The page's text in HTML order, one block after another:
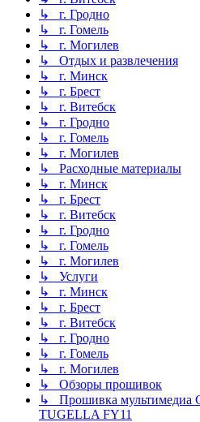
↳ г. Гродно
↳ г. Гомель
↳ г. Могилев
↳ Отдых и развлечения
↳ г. Минск
↳ г. Брест
↳ г. Витебск
↳ г. Гродно
↳ г. Гомель
↳ г. Могилев
↳ Расходные материалы
↳ г. Минск
↳ г. Брест
↳ г. Витебск
↳ г. Гродно
↳ г. Гомель
↳ г. Могилев
↳ Услуги
↳ г. Минск
↳ г. Брест
↳ г. Витебск
↳ г. Гродно
↳ г. Гомель
↳ г. Могилев
↳ Обзоры прошивок
↳ Прошивка мультимедиа
TUGELLA FY11